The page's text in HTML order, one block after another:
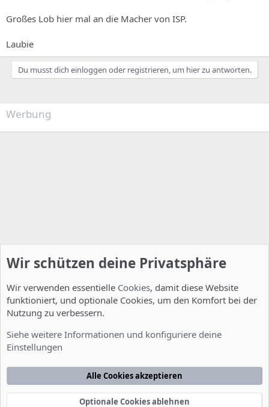
Großes Lob hier mal an die Macher von ISP.
Laubie
Du musst dich einloggen oder registrieren, um hier zu antworten.
Werbung
Nutzungsbedingungen Datenschutzerklärung
Startseite
Community platform by XenForo® © 2010-2022 XenForo Ltd.
Wir schützen deine Privatsphäre
Wir verwenden essentielle Cookies, damit diese Website
funktioniert, und optionale Cookies, um den Komfort bei der
Nutzung zu verbessern.
Siehe weitere Informationen und konfiguriere deine
Einstellungen
Alle Cookies akzeptieren
Optionale Cookies ablehnen